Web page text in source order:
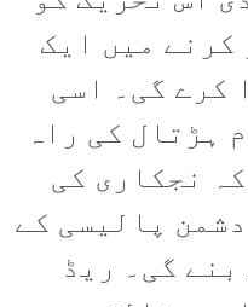
میں ایک
کرے گی۔ اسی
ہڑتال کی راہ
نجکاری کی
پالیسی کے
گی۔ ریڈ